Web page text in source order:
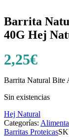
Barrita
40G Hej
2,25€
Barrita Natural Bite
Sin existencias
Hej Natural
Categorías:
Barritas Proteicas